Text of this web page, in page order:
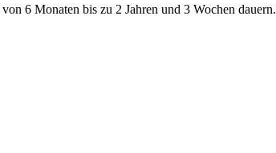
6 Monaten bis zu 2 Jahren und 3 Wochen dauern.